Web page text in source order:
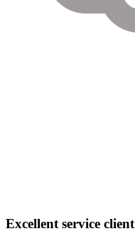
Excellent service client